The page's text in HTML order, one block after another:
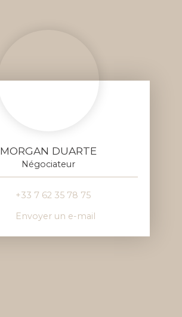
MORGAN DUARTE
Négociateur
+33 7 62 35 78 75
Envoyer un e-mail